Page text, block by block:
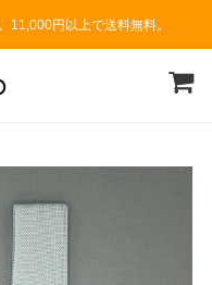
11,000円以上で送料無料。